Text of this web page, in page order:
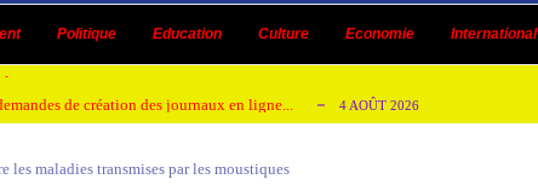
Politique Education Culture Economie International
AOÛT 2026
honorer son ancien leader 2 AOÛT 2026
de création des journaux en ligne... 4 AOÛT 2026
un dividende ni une quelconque plus-...
les maladies transmises par les moustiques